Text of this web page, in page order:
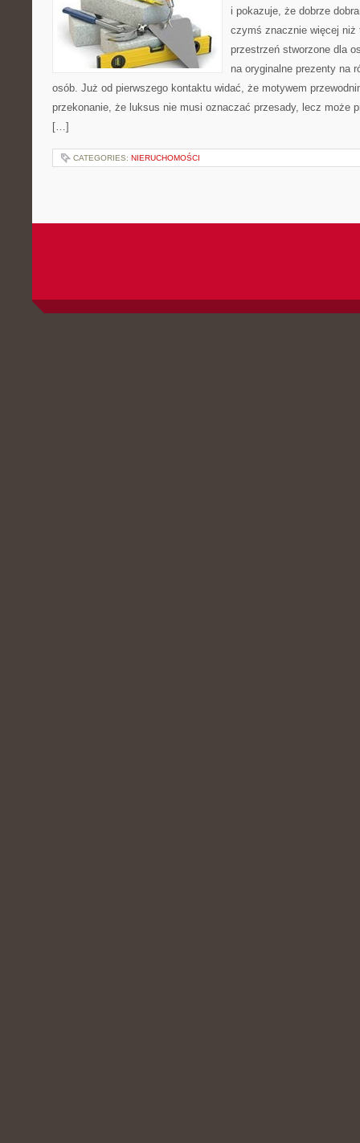
i pokazuje, że dobrze
czymś znacznie więcej niż
przestrzeń stworzone dla
na oryginalne prezenty na
osób. Już od pierwszego kontaktu widać, że motywem
przekonanie, że luksus nie musi oznaczać przesady, lecz może
[…]
CATEGORIES: NIERUCHOMOŚCI